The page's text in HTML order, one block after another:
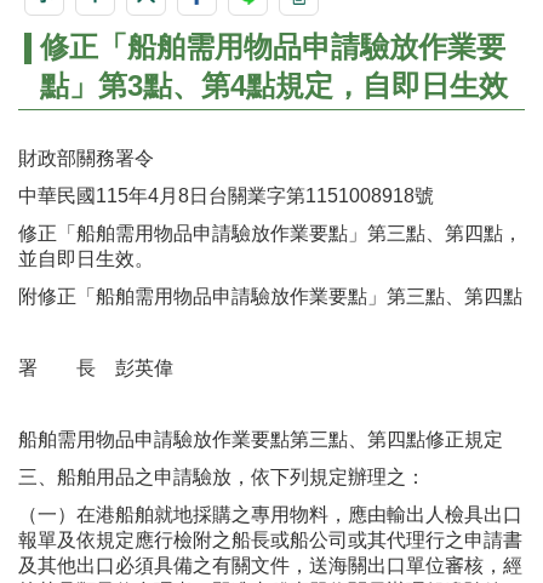
修正「船舶需用物品申請驗放作業要
點」第3點、第4點規定，自即日生效
財政部關務署令
中華民國115年4月8日台關業字第1151008918號
修正「船舶需用物品申請驗放作業要點」第三點、第四點，
並自即日生效。
附修正「船舶需用物品申請驗放作業要點」第三點、第四點
署 長 彭英偉
船舶需用物品申請驗放作業要點第三點、第四點修正規定
三、船舶用品之申請驗放，依下列規定辦理之：
（一）在港船舶就地採購之專用物料，應由輸出人檢具出口
報單及依規定應行檢附之船長或船公司或其代理行之申請書
及其他出口必須具備之有關文件，送海關出口單位審核，經